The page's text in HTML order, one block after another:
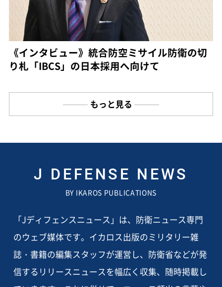
《インタビュー》統合防空ミサイル防衛の切
り札「IBCS」の日本採用へ向けて
もっと見る
J DEFENSE NEWS
BY IKAROS PUBLICATIONS
「Jディフェンスニュース」は、防衛ニュース専門
のウェブ媒体です。イカロス出版のミリタリー雑
誌・書籍の編集スタッフが運営し、防衛省などが発
信するリリースニュースを幅広く収集、随時掲載し